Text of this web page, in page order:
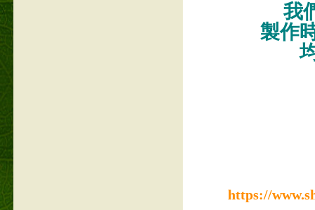
我
製作
https://